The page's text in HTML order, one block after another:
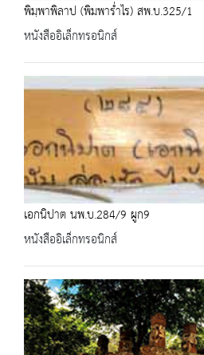
พิมฺพาพิลาป (พิมพาร่ำไร) สพ.บ.325/1
หนังสืออิเล็กทรอนิกส์
เอกนิปาต นพ.บ.284/9 ผูก9
หนังสืออิเล็กทรอนิกส์